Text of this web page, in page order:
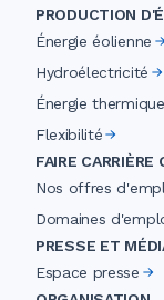
PRODUCTION
Énergie éolienne
Hydroélectricité
Énergie thermique
Flexibilité
FAIRE
Nos offres
Domaines
PRESSE ET
Espace presse